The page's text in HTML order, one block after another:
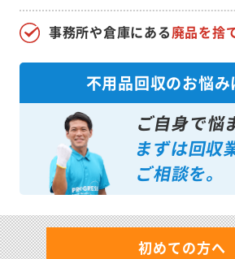
事務所や倉庫にある廃品を捨
不用品回収のお悩み
ご自身で悩
まずは回収
ご相談を。
初めての方へ